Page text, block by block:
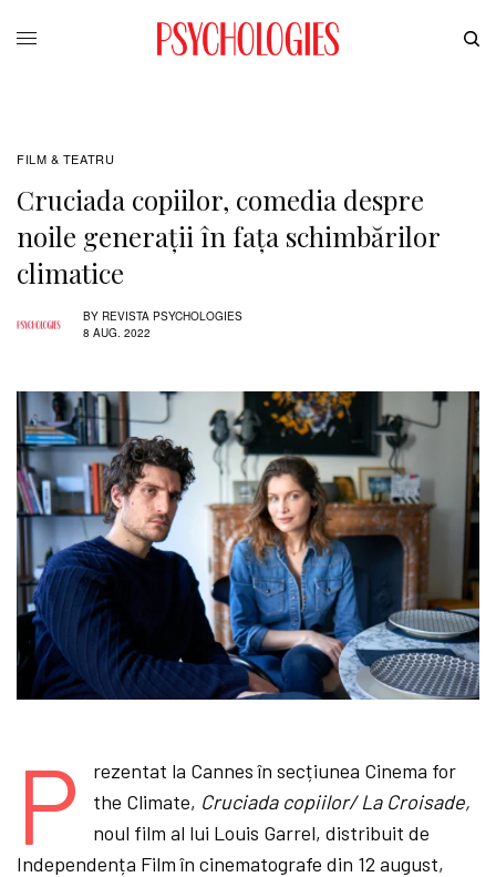
FILM & TEATRU
Cruciada copiilor, comedia despre
noile generații în fața schimbărilor
climatice
BY REVISTA PSYCHOLOGIES
8 AUG. 2022
P
rezentat la Cannes în secțiunea Cinema for
the Climate, Cruciada copiilor/ La Croisade,
noul film al lui Louis Garrel, distribuit de
Independența Film în cinematografe din 12 august,